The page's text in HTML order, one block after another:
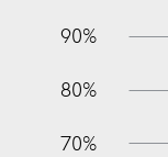
90%
80%
70%